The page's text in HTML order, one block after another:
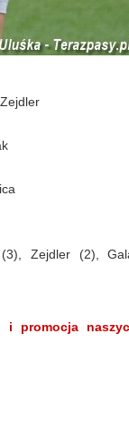
Zejdler (2),
i promocja